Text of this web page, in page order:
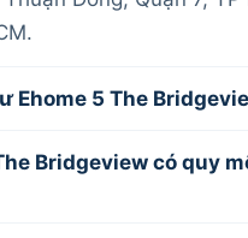
Ehome 5 The
Bridgeview có quy